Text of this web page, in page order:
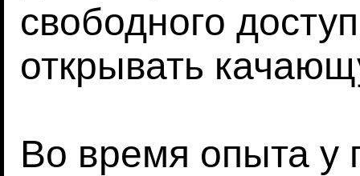
свободного
открывать
Во время опыта у